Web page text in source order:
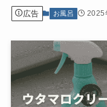
広告 お風呂 2025